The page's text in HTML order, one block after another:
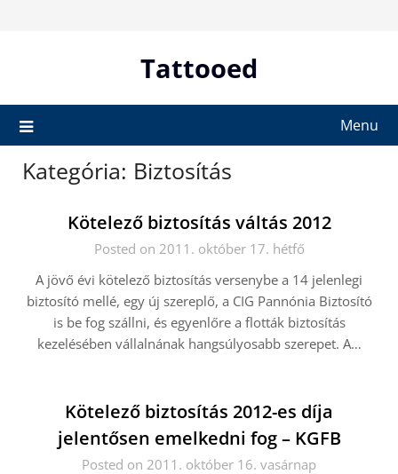
Tattooed
Menu
Kategória: Biztosítás
Kötelező biztosítás váltás 2012
Posted on 2011. október 17. hétfő
A jövő évi kötelező biztosítás versenybe a 14 jelenlegi
biztosító mellé, egy új szereplő, a CIG Pannónia Biztosító
is be fog szállni, és egyenlőre a flották biztosítás
kezelésében vállalnának hangsúlyosabb szerepet. A…
Kötelező biztosítás 2012-es díja
jelentősen emelkedni fog – KGFB
Posted on 2011. október 16. vasárnap